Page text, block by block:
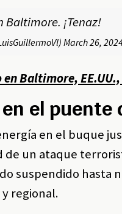
¡Tenaz!
March 26,
Baltimore,
el puente
en el buque
de un ataque
suspendido hasta
regional.